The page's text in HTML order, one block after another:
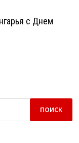
с Днем